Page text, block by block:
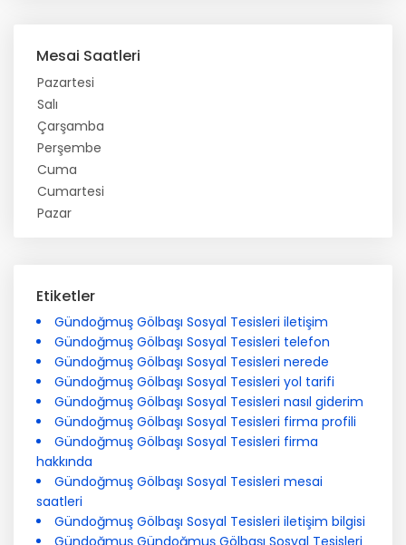
Mesai Saatleri
Pazartesi
Salı
Çarşamba
Perşembe
Cuma
Cumartesi
Pazar
Etiketler
Gündoğmuş Gölbaşı Sosyal Tesisleri iletişim
Gündoğmuş Gölbaşı Sosyal Tesisleri telefon
Gündoğmuş Gölbaşı Sosyal Tesisleri nerede
Gündoğmuş Gölbaşı Sosyal Tesisleri yol tarifi
Gündoğmuş Gölbaşı Sosyal Tesisleri nasıl giderim
Gündoğmuş Gölbaşı Sosyal Tesisleri firma profili
Gündoğmuş Gölbaşı Sosyal Tesisleri firma
hakkında
Gündoğmuş Gölbaşı Sosyal Tesisleri mesai
saatleri
Gündoğmuş Gölbaşı Sosyal Tesisleri iletişim bilgisi
Gündoğmuş Gündoğmuş Gölbaşı Sosyal Tesisleri